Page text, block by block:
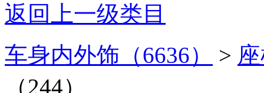
返回上一级类目
车身内外饰（6636）
>
（244）